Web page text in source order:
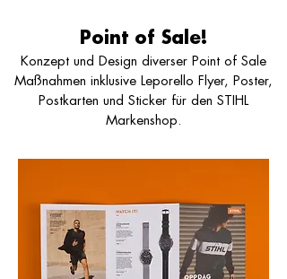
Point of Sale!
Konzept und Design diverser Point of Sale
Maßnahmen inklusive Leporello Flyer, Poster,
Postkarten und Sticker für den STIHL
Markenshop.